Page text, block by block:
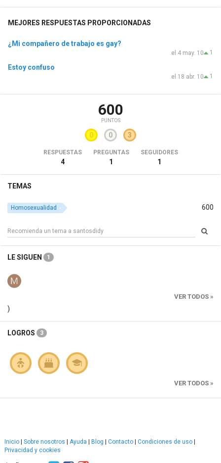
MEJORES RESPUESTAS PROPORCIONADAS
¿Mi compañero de trabajo es gay?
1
el 4 may. 10
Estoy confuso
1
el 18 abr. 10
600
PUNTOS
0 0 3
RESPUESTAS
4
PREGUNTAS
1
SEGUIDORES
1
TEMAS
600
Homosexualidad
LE SIGUEN 1
VER TODOS »
)
LOGROS 3
VER TODOS »
Inicio | Sobre nosotros | Ayuda | Blog | Contacto | Condiciones de uso |
Privacidad y cookies